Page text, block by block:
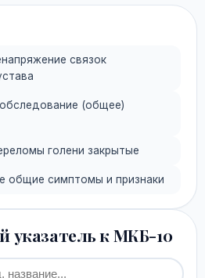
связок
обследование (общее)
голени закрытые
общие симптомы и признаки
указатель к МКБ-10